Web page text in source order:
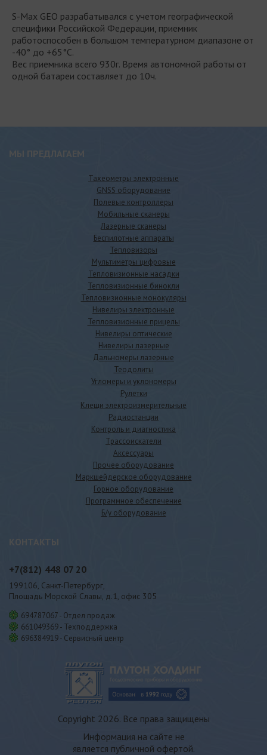
S-Max GEO разрабатывался с учетом географической
специфики Российской Федерации, приемник
работоспособен в большом температурном диапазоне от
-40° до +65°C.
Вес приемника всего 930г. Время автономной работы от
одной батареи составляет до 10ч.
МЫ ПРЕДЛАГАЕМ
Тахеометры электронные
GNSS оборудование
Полевые контроллеры
Мобильные сканеры
Лазерные сканеры
Беспилотные аппараты
Тепловизоры
Мультиметры цифровые
Тепловизионные насадки
Тепловизионные бинокли
Тепловизионные монокуляры
Нивелиры электронные
Тепловизионные прицелы
Нивелиры оптические
Нивелиры лазерные
Дальномеры лазерные
Теодолиты
Угломеры и уклономеры
Рулетки
Клещи электроизмерительные
Радиостанции
Контроль и диагностика
Трассоискатели
Аксессуары
Прочее оборудование
Маркшейдерское оборудование
Горное оборудование
Программное обеспечение
Б/у оборудование
КОНТАКТЫ
+7(812) 448 07 20
199106, Санкт-Петербург,
Площадь Морской Славы, д.1, офис 305
694787067 - Отдел продаж
661049369 - Техподдержка
696384919 - Сервисный центр
Copyright 2026. Все права защищены
Информация на сайте не
является публичной офертой.